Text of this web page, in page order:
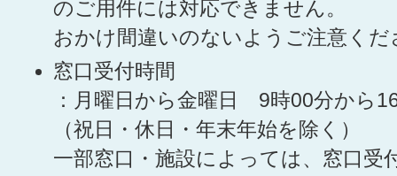
のご用件には対応できません。
おかけ間違いのないようご注意くだ
窓口受付時間
：月曜日から金曜日 9時00分から
（祝日・休日・年末年始を除く）
一部窓口・施設によっては、窓口受